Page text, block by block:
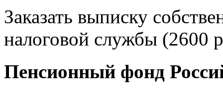
Заказать выписку
налоговой службы (2600
Пенсионный фонд